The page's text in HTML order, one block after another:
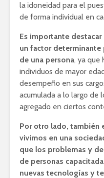
la idoneidad para el
de forma individual en
Es importante
un factor determinante
de una persona, ya que
individuos de mayor
desempeño en sus
acumulada a lo largo de
agregado en ciertos
Por otro lado, también
vivimos en una
que los problemas y
de personas
nuevas tecnologías y